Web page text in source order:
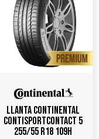
Llanta CONTINENTAL
ContiSportContact 5
255/55 R18 109H